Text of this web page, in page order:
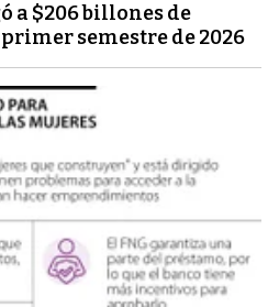
a $206 billones de
semestre de 2026